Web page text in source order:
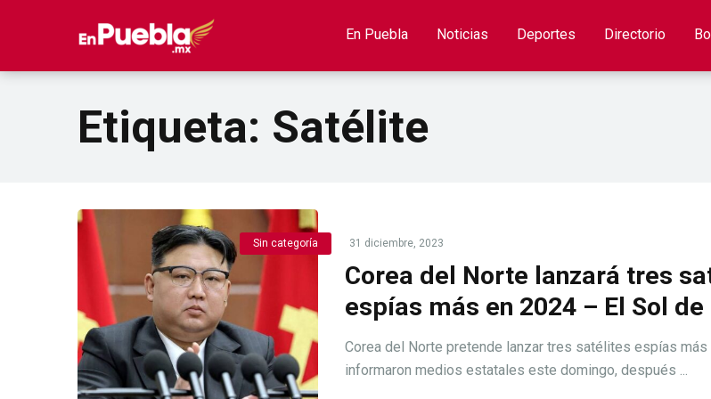
En Puebla Noticias Deportes Directorio
Etiqueta: Satélite
Sin categoría 31 diciembre, 2023
Corea del Norte lanzará tres
espías más en 2024 – El Sol de
Corea del Norte pretende lanzar tres satélites espías más
informaron medios estatales este domingo, después ...